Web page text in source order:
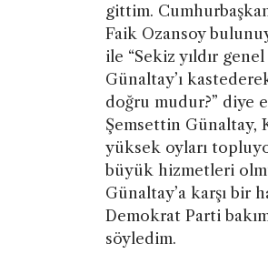
gittim.
Faik Ozansoy
ile “Sekiz yıldır
Günaltay’ı
doğru mudur?” diye
Şemsettin Günaltay,
yüksek oyları
büyük hizmetleri
Günaltay’a karşı bir
Demokrat Parti
söyledim.